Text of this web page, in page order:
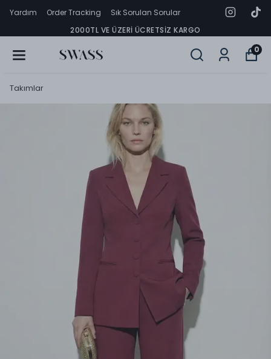
Yardım Order Tracking
Sık Sorulan Sorular
2000TL VE ÜZERI ÜCRETSIZ KARGO
0
Takımlar